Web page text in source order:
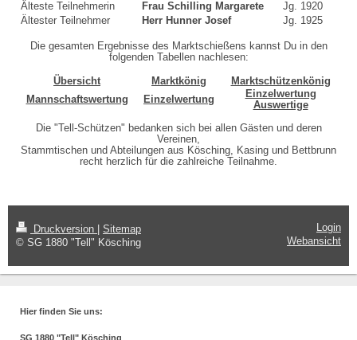
Älteste Teilnehmerin Frau Schilling Margarete
Jg. 1920
Ältester Teilnehmer
Herr Hunner Josef Jg. 1925
Die gesamten Ergebnisse des Marktschießens kannst Du in den
folgenden Tabellen nachlesen:
Übersicht Marktkönig
Marktschützenkönig
Mannschaftswertung
Einzelwertung
Einzelwertung
Auswertige
Die "Tell-Schützen" bedanken sich bei allen Gästen und deren
Vereinen,
Stammtischen und Abteilungen aus Kösching, Kasing und Bettbrunn
recht herzlich für die zahlreiche Teilnahme.
Druckversion
Sitemap
© SG 1880 "Tell" Kösching
Login
Webansicht
Hier finden Sie uns:
SG 1880 "Tell" Kösching